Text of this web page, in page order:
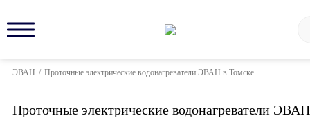
ЭВАН / Проточные электрические водонагреватели ЭВАН в Томске
Проточные электрические водонагреватели ЭВАН